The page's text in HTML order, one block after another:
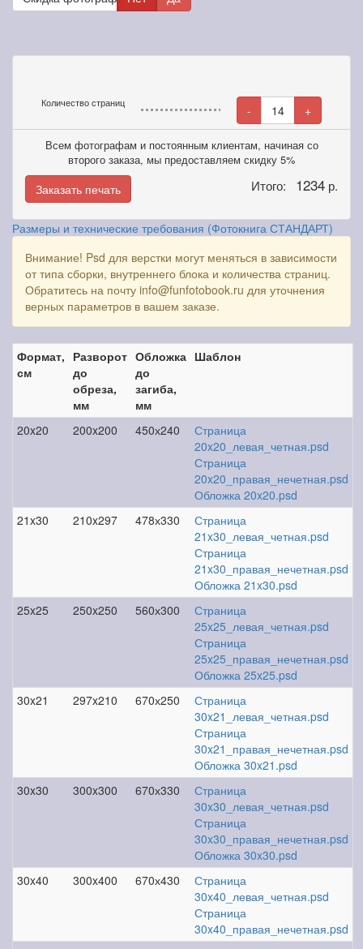
Количество страниц - 14 +
Всем фотографам и постоянным клиентам, начиная со
второго заказа, мы предоставляем скидку 5%
Заказать печать Итого: 1234 р.
Размеры и технические требования (Фотокнига СТАНДАРТ)
Внимание! Psd для верстки могут меняться в зависимости
от типа сборки, внутреннего блока и количества страниц.
Обратитесь на почту info@funfotobook.ru для уточнения
верных параметров в вашем заказе.
Формат,
см
Разворот
до
обреза,
мм
Обложка
до
загиба,
мм
Шаблон
20x20 200x200 450х240
Страница
20x20_левая_четная.psd
Страница
20x20_правая_нечетная.psd
Обложка 20x20.psd
21x30
210x297 478х330
Страница
21x30_левая_четная.psd
Страница
21x30_правая_нечетная.psd
Обложка 21x30.psd
25x25
250x250 560х300
Страница
25x25_левая_четная.psd
Страница
25x25_правая_нечетная.psd
Обложка 25x25.psd
30x21
297x210 670х250
Страница
30x21_левая_четная.psd
Страница
30x21_правая_нечетная.psd
Обложка 30x21.psd
30x30
300x300 670х330
Страница
30x30_левая_четная.psd
Страница
30x30_правая_нечетная.psd
Обложка 30x30.psd
30x40
300x400 670х430
Страница
30x40_левая_четная.psd
Страница
30x40_правая_нечетная.psd